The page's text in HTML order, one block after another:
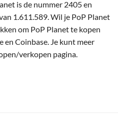
is de nummer 2405 en
1.611.589. Wil je PoP Planet
om PoP Planet te kopen
en Coinbase. Je kunt meer
verkopen pagina.